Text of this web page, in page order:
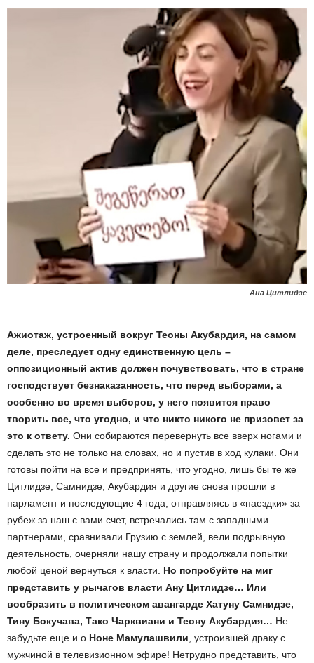
Ана Цитлидзе
Ажиотаж, устроенный вокруг Теоны Акубардия, на самом
деле, преследует одну единственную цель –
оппозиционный актив должен почувствовать, что в стране
господствует безнаказанность, что перед выборами, а
особенно во время выборов, у него появится право
творить все, что угодно, и что никто никого не призовет за
это к ответу. Они собираются перевернуть все вверх ногами и
сделать это не только на словах, но и пустив в ход кулаки. Они
готовы пойти на все и предпринять, что угодно, лишь бы те же
Цитлидзе, Самнидзе, Акубардия и другие снова прошли в
парламент и последующие 4 года, отправляясь в «паездки» за
рубеж за наш с вами счет, встречались там с западными
партнерами, сравнивали Грузию с землей, вели подрывную
деятельность, очерняли нашу страну и продолжали попытки
любой ценой вернуться к власти. Но попробуйте на миг
представить у рычагов власти Ану Цитлидзе… Или
вообразить в политическом авангарде Хатуну Самнидзе,
Тину Бокучава, Тако Чарквиани и Теону Акубардия… Не
забудьте еще и о Ноне Мамулашвили, устроившей драку с
мужчиной в телевизионном эфире! Нетрудно представить, что